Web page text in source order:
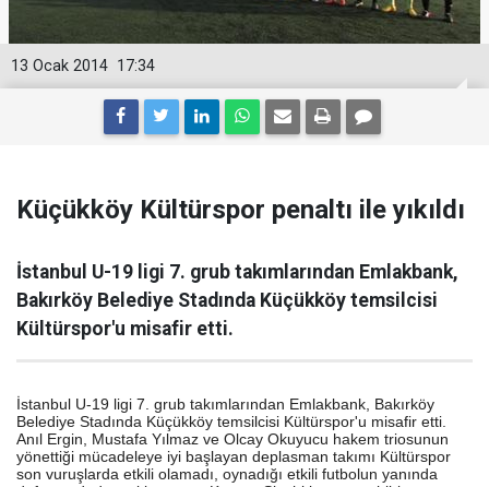
17:34
13 Ocak 2014
Küçükköy Kültürspor penaltı ile yıkıldı
İstanbul U-19 ligi 7. grub takımlarından Emlakbank,
Bakırköy Belediye Stadında Küçükköy temsilcisi
Kültürspor'u misafir etti.
İstanbul U-19 ligi 7. grub takımlarından Emlakbank, Bakırköy
Belediye Stadında Küçükköy temsilcisi Kültürspor'u misafir etti.
Anıl Ergin, Mustafa Yılmaz ve Olcay Okuyucu hakem triosunun
yönettiği mücadeleye iyi başlayan deplasman takımı Kültürspor
son vuruşlarda etkili olamadı, oynadığı etkili futbolun yanında